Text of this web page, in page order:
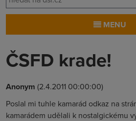
MENU
ČSFD krade!
Anonym (2.4.2011 00:00:00)
Poslal mi tuhle kamarád odkaz na
kamarádem udělali k nostalgickému